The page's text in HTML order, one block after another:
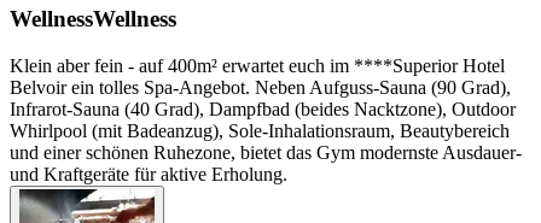
WellnessWellness
Klein aber fein - auf 400m² erwartet euch im ****Superior Hotel
Belvoir ein tolles Spa-Angebot. Neben Aufguss-Sauna (90 Grad),
Infrarot-Sauna (40 Grad), Dampfbad (beides Nacktzone), Outdoor
Whirlpool (mit Badeanzug), Sole-Inhalationsraum, Beautybereich
und einer schönen Ruhezone, bietet das Gym modernste Ausdauer-
und Kraftgeräte für aktive Erholung.